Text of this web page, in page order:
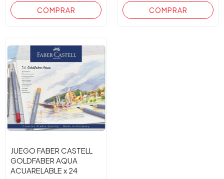
JUEGO FABER CASTELL
GOLDFABER AQUA
ACUARELABLE x 24